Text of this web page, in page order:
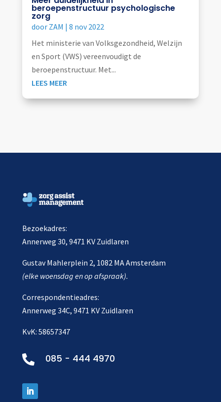
beroepenstructuur psychologische
zorg
door ZAM | 8 nov 2022
Het ministerie van Volksgezondheid, Welzijn
en Sport (VWS) vereenvoudigt de
beroepenstructuur. Met...
LEES MEER
Bezoekadres:
Annerweg 30, 9471 KV Zuidlaren
Gustav Mahlerplein 2, 1082 MA Amsterdam
(elke woensdag en op afspraak).
Correspondentieadres:
Annerweg 34C, 9471 KV Zuidlaren
KvK: 58657347
 085 - 444 4970